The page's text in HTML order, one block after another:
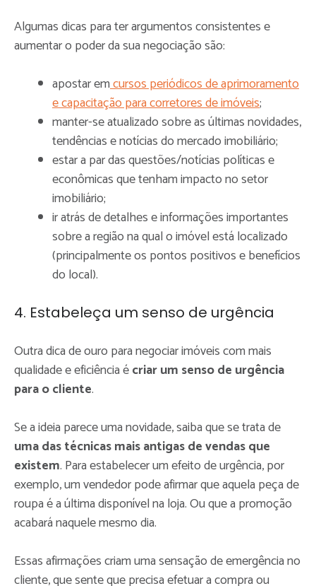
Algumas dicas para ter argumentos consistentes e
aumentar o poder da sua negociação são:
apostar emcursos periódicos de aprimoramento
e capacitação para corretores de imóveis;
manter-se atualizado sobre as últimas novidades,
tendências e notícias do mercado imobiliário;
estar a par das questões/notícias políticas e
econômicas que tenham impacto no setor
imobiliário;
ir atrás de detalhes e informações importantes
sobre a região na qual o imóvel está localizado
(principalmente os pontos positivos e benefícios
do local).
4. Estabeleça um senso de urgência
Outra dica de ouro para negociar imóveis com mais
qualidade e eficiência écriar um senso de urgência
para o cliente.
Se a ideia parece uma novidade, saiba que se trata de
uma das técnicas mais antigas de vendas que
existem. Para estabelecer um efeito de urgência, por
exemplo, um vendedor pode afirmar que aquela peça de
roupa é a última disponível na loja. Ou que a promoção
acabará naquele mesmo dia.
Essas afirmações criam uma sensação de emergência no
cliente, que sente que precisa efetuar a compra ou